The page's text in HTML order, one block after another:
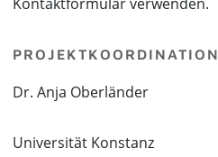
PROJEKTKOORDINATION
Dr. Anja Oberländer
Universität Konstanz